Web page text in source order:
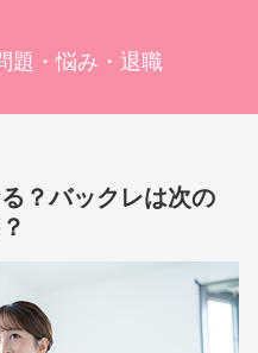
題・悩み・退職
？バックレは次の